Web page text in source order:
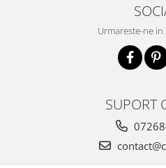
Urmareste-ne in
SUPORT